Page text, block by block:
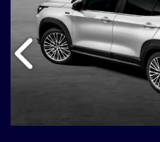
Anterior